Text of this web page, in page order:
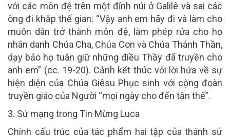
với các môn đệ trên một đỉnh núi ở Galilê và sai các
ông đi khắp thế gian: “Vậy anh em hãy đi và làm cho
muôn dân trở thành môn đệ, làm phép rửa cho họ
nhân danh Chúa Cha, Chúa Con và Chúa Thánh Thần,
dạy bảo họ tuân giữ những điều Thầy đã truyền cho
anh em” (cc. 19-20). Cảnh kết thúc với lời hứa về sự
hiện diện của Chúa Giêsu Phục sinh với cộng đoàn
truyền giáo của Người “mọi ngày cho đến tận thế”.
3. Sứ mạng trong Tin Mừng Luca
Chính cấu trúc của tác phẩm hai tập của thánh sử